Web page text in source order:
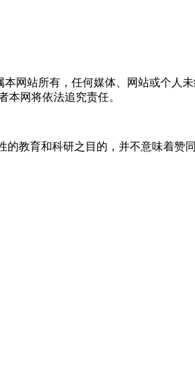
网站所有，任何媒体、网站或个人
网将依法追究责任。
教育和科研之目的，并不意味着